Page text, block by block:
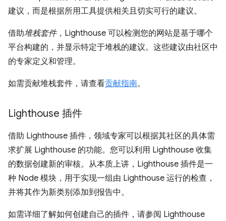
建议，而是根据所用工具提供相关且切实可行的建议。
借助堆栈套件，Lighthouse 可以检测您的网站是基于哪个
平台构建的，并显示特定于堆栈的建议。这些建议由社区中
的专家定义和管理。
如需贡献堆栈套件，请查看贡献指南。
Lighthouse 插件
借助 Lighthouse 插件，领域专家可以根据其社区的具体需
求扩展 Lighthouse 的功能。您可以利用 Lighthouse 收集
的数据创建新的审核。从本质上讲，Lighthouse 插件是一
种 Node 模块，用于实现一组由 Lighthouse 运行的检查，
并将其作为新类别添加到报告中。
如需详细了解如何创建自己的插件，请参阅 Lighthouse